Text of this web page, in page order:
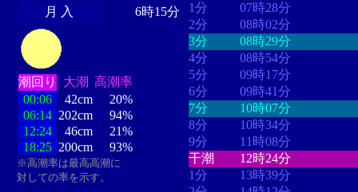
月 入
6時15分
潮回り 大潮 高潮率
00:06
42cm
20%
06:14 202cm
94%
12:24
46cm
21%
18:25 200cm 93%
※高潮率は最高高潮に
対しての率を示す。
1分
07時28分
2分
08時02分
3分
08時29分
4分
08時54分
5分
09時17分
6分
09時41分
7分
10時07分
8分
10時34分
9分
11時08分
干潮
12時24分
1分
13時39分